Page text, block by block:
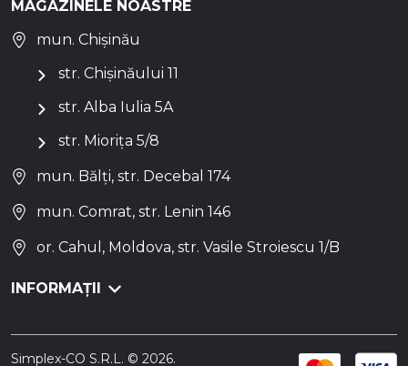
MAGAZINELE NOASTRE
mun. Chișinău
str. Chișinăului 11
str. Alba Iulia 5A
str. Miorița 5/8
mun. Bălți, str. Decebal 174
mun. Comrat, str. Lenin 146
or. Cahul, Moldova, str. Vasile Stroiescu 1/B
INFORMAȚII
Simplex-CO S.R.L. © 2026.